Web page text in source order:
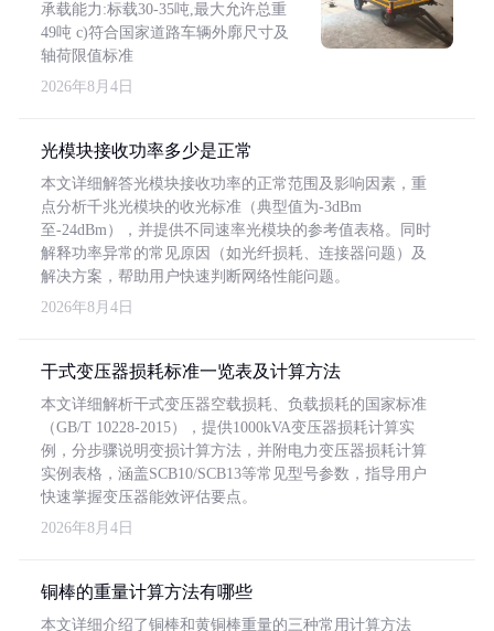
承载能力:标载30-35吨,最大允许总重
49吨 c)符合国家道路车辆外廓尺寸及
轴荷限值标准
2026年8月4日
光模块接收功率多少是正常
本文详细解答光模块接收功率的正常范围及影响因素，重
点分析千兆光模块的收光标准（典型值为-3dBm
至-24dBm），并提供不同速率光模块的参考值表格。同时
解释功率异常的常见原因（如光纤损耗、连接器问题）及
解决方案，帮助用户快速判断网络性能问题。
2026年8月4日
干式变压器损耗标准一览表及计算方法
本文详细解析干式变压器空载损耗、负载损耗的国家标准
（GB/T 10228-2015），提供1000kVA变压器损耗计算实
例，分步骤说明变损计算方法，并附电力变压器损耗计算
实例表格，涵盖SCB10/SCB13等常见型号参数，指导用户
快速掌握变压器能效评估要点。
2026年8月4日
铜棒的重量计算方法有哪些
本文详细介绍了铜棒和黄铜棒重量的三种常用计算方法